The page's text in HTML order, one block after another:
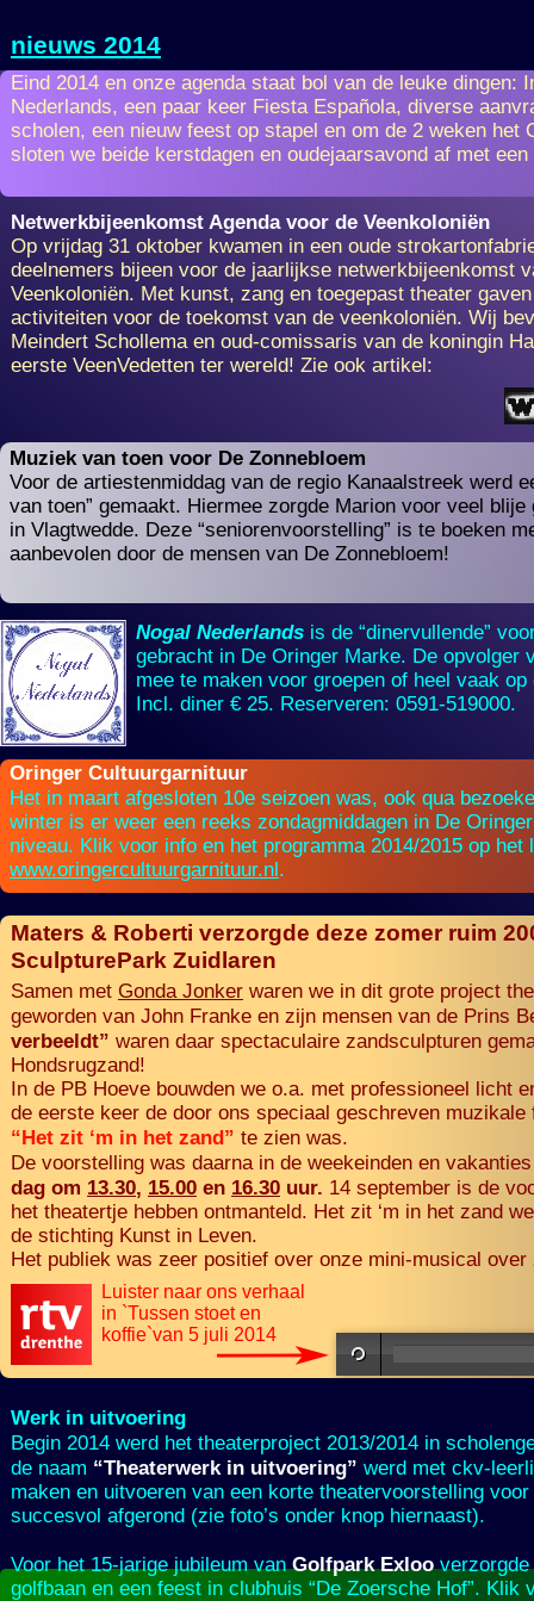
Oringer Cultuurgarnituur
Het in maart afgesloten 10e seizoen was, ook qua
winter is er weer een reeks zondagmiddagen in De
niveau. Klik voor info en het programma 2014/2015 op
www.oringercultuurgarnituur.nl.
nieuws 2014
Werk in uitvoering
Begin 2014 werd het theaterproject 2013/2014 in
de naam “Theaterwerk in uitvoering” werd met ckv-
maken en uitvoeren van een korte theatervoorstelling
succesvol afgerond (zie foto’s onder knop hiernaast).
Voor het 15-jarige jubileum vanGolfpark Exlooverzorgde
golfbaan en een feest in clubhuis “De Zoersche Hof”. Klik
Samen met Gonda Jonker waren we in dit grote project
geworden van John Franke en zijn mensen van de Prins
verbeeldt” waren daar spectaculaire zandsculpturen
Hondsrugzand!
In de PB Hoeve bouwden we o.a. met professioneel licht
de eerste keer de door ons speciaal geschreven
“Het zit ‘m in het zand” te zien was.
De voorstelling was daarna in de weekeinden en
dag om 13.30, 15.00 en 16.30 uur. 14 september is de
het theatertje hebben ontmanteld. Het zit ‘m in het zand
de stichting Kunst in Leven.
Het publiek was zeer positief over onze mini-musical over
Maters & Roberti verzorgde deze zomer ruim
SculpturePark Zuidlaren
Luister naar ons verhaal
in `Tussen stoet en
koffie`van 5 juli 2014
Nogal Nederlands is de “dinervullende”
gebracht in De Oringer Marke. De
mee te maken voor groepen of heel vaak
Incl. diner € 25. Reserveren: 0591-519000.
Muziek van toen voor De Zonnebloem
Voor de artiestenmiddag van de regio Kanaalstreek werd
van toen” gemaakt. Hiermee zorgde Marion voor veel
in Vlagtwedde. Deze “seniorenvoorstelling” is te boeken
aanbevolen door de mensen van De Zonnebloem!
Eind 2014 en onze agenda staat bol van de leuke dingen:
Nederlands, een paar keer Fiesta Española, diverse
scholen, een nieuw feest op stapel en om de 2 weken het
sloten we beide kerstdagen en oudejaarsavond af met een
Netwerkbijeenkomst Agenda voor de Veenkoloniën
Op vrijdag 31 oktober kwamen in een oude
deelnemers bijeen voor de jaarlijkse netwerkbijeenkomst
Veenkoloniën. Met kunst, zang en toegepast theater
activiteiten voor de toekomst van de veenkoloniën. Wij
Meindert Schollema en oud-comissaris van de koningin
eerste VeenVedetten ter wereld! Zie ook artikel: